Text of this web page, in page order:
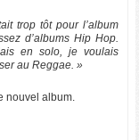
trop tôt pour l’album
d’albums Hip Hop.
en solo, je voulais
au Reggae. »
nouvel album.